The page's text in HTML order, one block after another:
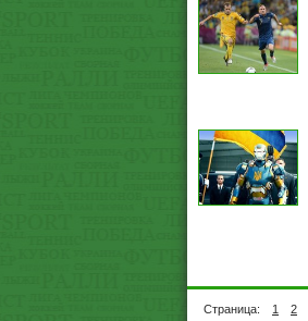
Страница: 1 2